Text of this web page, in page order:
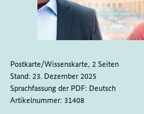
Postkarte/Wissenskarte, 2 Seiten
Stand: 23. Dezember 2025
Sprachfassung der PDF: Deutsch
Artikelnummer: 31408